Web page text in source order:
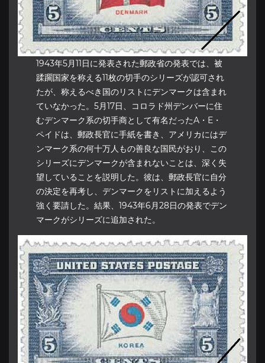
1943年5月11日に発表された郵政省の発表では、被
蹂躙国家を称える11枚の切手のシリーズが認可され
たが、称えるべき国のリストにデンマークは含まれ
ていなかった。5月17日、コロラド州デンバーに住
むデンマーク系の切手商として有名だったA・E・
ペイドは、郵政長官に手紙を書き、アメリカにはデ
ンマーク系の何十万人もの善良な国民がおり、この
シリーズにデンマークが含まれないことは、深く失
望していることを説明した。彼は、郵政長官に自分
の決定を再考し、デンマークをリストに加えるよう
強く要請した。結果、1943年6月28日の発表でデン
マークがシリーズに追加された。